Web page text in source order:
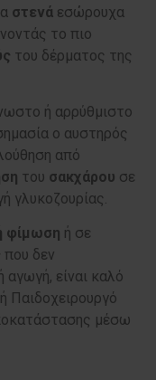
στενά εσώρουχα
το πιο
του δέρματος της
ή αρρύθμιστο
ο αυστηρός
από
του σακχάρου σε
γλυκοζουρίας.
φίμωση ή σε
που δεν
αγωγή, είναι καλό
Παιδοχειρουργό
μέσω